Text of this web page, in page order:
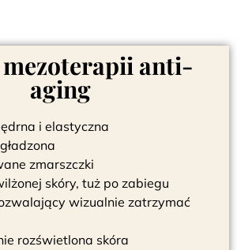
anti-
aging
i elastyczna
zmarszczki
skóry, tuż po zabiegu
wizualnie zatrzymać
rozświetlona skóra